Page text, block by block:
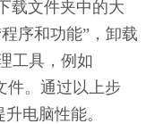
载文件夹中的大
序和功能”，卸载
工具，例如
件。通过以上步
电脑性能。